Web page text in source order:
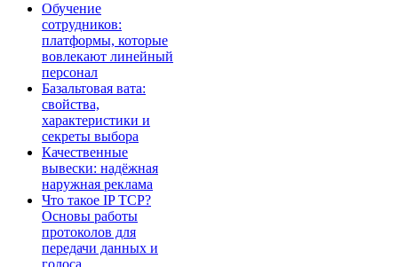
Обучение
сотрудников:
платформы, которые
вовлекают линейный
персонал
Базальтовая вата:
свойства,
характеристики и
секреты выбора
Качественные
вывески: надёжная
наружная реклама
Что такое IP TCP?
Основы работы
протоколов для
передачи данных и